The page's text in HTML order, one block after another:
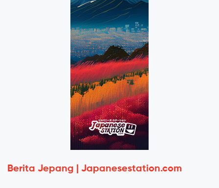
Berita Jepang | Japanesestation.com